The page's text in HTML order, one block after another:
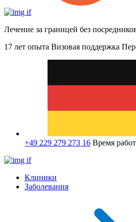
Лечение за границей без
17 лет опыта Визовая поддержка
+49 229 279 273 16 Время
Клиники
Заболевания